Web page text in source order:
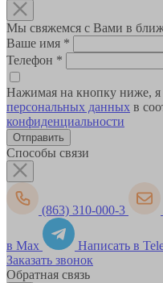
Мы свяжемся с Вами в
Ваше имя *
Телефон *
Нажимая на кнопку ниже,
персональных данных в
конфиденциальности
Способы связи
(863) 310-000-3
в Max
Написать в
Заказать звонок
Обратная связь